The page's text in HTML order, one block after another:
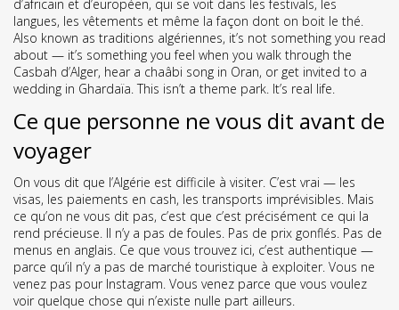
d’africain et d’européen, qui se voit dans les festivals, les
langues, les vêtements et même la façon dont on boit le thé.
Also known as traditions algériennes, it’s not something you read
about — it’s something you feel when you walk through the
Casbah d’Alger, hear a chaâbi song in Oran, or get invited to a
wedding in Ghardaïa. This isn’t a theme park. It’s real life.
Ce que personne ne vous dit avant de
voyager
On vous dit que l’Algérie est difficile à visiter. C’est vrai — les
visas, les paiements en cash, les transports imprévisibles. Mais
ce qu’on ne vous dit pas, c’est que c’est précisément ce qui la
rend précieuse. Il n’y a pas de foules. Pas de prix gonflés. Pas de
menus en anglais. Ce que vous trouvez ici, c’est authentique —
parce qu’il n’y a pas de marché touristique à exploiter. Vous ne
venez pas pour Instagram. Vous venez parce que vous voulez
voir quelque chose qui n’existe nulle part ailleurs.